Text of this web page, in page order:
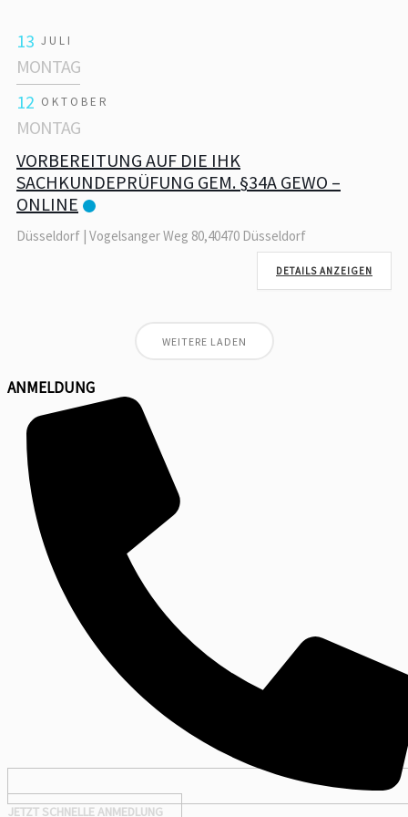
13 JULI
MONTAG
12 OKTOBER
MONTAG
VORBEREITUNG AUF DIE IHK
SACHKUNDEPRÜFUNG GEM. §34A GEWO –
ONLINE
Düsseldorf | Vogelsanger Weg 80,40470 Düsseldorf
DETAILS ANZEIGEN
WEITERE LADEN
ANMELDUNG
JETZT SCHNELLE ANMEDLUNG